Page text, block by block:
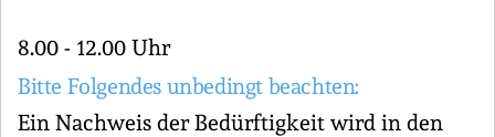
8.00 - 12.00 Uhr
Bitte Folgendes unbedingt beachten:
Ein Nachweis der Bedürftigkeit wird in den